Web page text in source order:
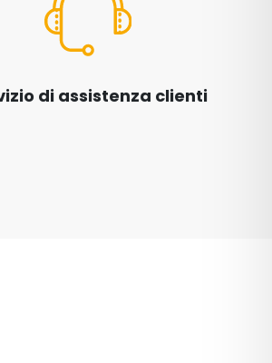
di assistenza clienti